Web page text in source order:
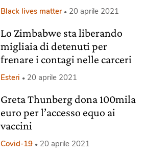
Black lives matter 20 aprile 2021
Lo Zimbabwe sta liberando
migliaia di detenuti per
frenare i contagi nelle carceri
Esteri 20 aprile 2021
Greta Thunberg dona 100mila
euro per l’accesso equo ai
vaccini
Covid-19 20 aprile 2021